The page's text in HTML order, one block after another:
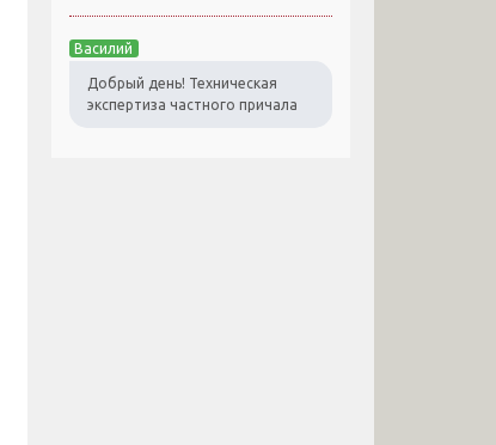
Василий
Добрый день! Техническая
экспертиза частного причала